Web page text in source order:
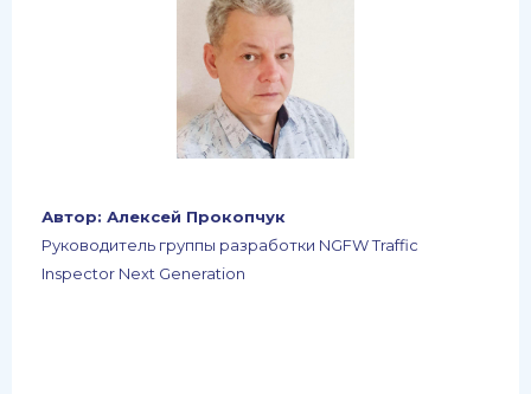
Автор: Алексей Прокопчук
Руководитель группы разработки NGFW Traffic
Inspector Next Generation